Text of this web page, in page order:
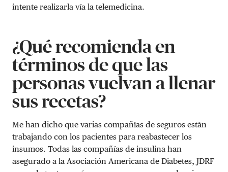
intente realizarla vía la telemedicina.
¿Qué recomienda en
términos de que las
personas vuelvan a llenar
sus recetas?
Me han dicho que varias compañías de seguros están
trabajando con los pacientes para reabastecer los
insumos. Todas las compañías de insulina han
asegurado a la Asociación Americana de Diabetes, JDRF